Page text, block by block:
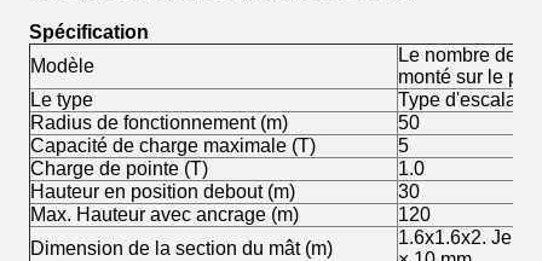
Spécification
Modèle
Le nombre de
monté sur le
Le type
Type
Radius de fonctionnement (m)
50
Capacité de charge maximale (T)
5
Charge de pointe (T)
1.0
Hauteur en position debout (m)
30
Max. Hauteur avec ancrage (m)
120
Dimension de la section du mât (m)
1.6x1.6x2. Je